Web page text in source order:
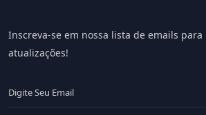
Inscreva-se em nossa lista de emails para
atualizações!